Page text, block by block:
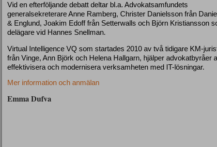
Vid en efterföljande debatt deltar bl.a. Advokatsamfundets
generalsekreterare Anne Ramberg, Christer Danielsson från
& Englund, Joakim Edoff från Setterwalls och Björn Kristiansson
delägare vid Hannes Snellman.
Virtual Intelligence VQ som startades 2010 av två tidigare KM-
från Vinge, Ann Björk och Helena Hallgarn, hjälper advokatbyråer
effektivisera och modernisera verksamheten med IT-lösningar.
Mer information och anmälan
Emma Dufva